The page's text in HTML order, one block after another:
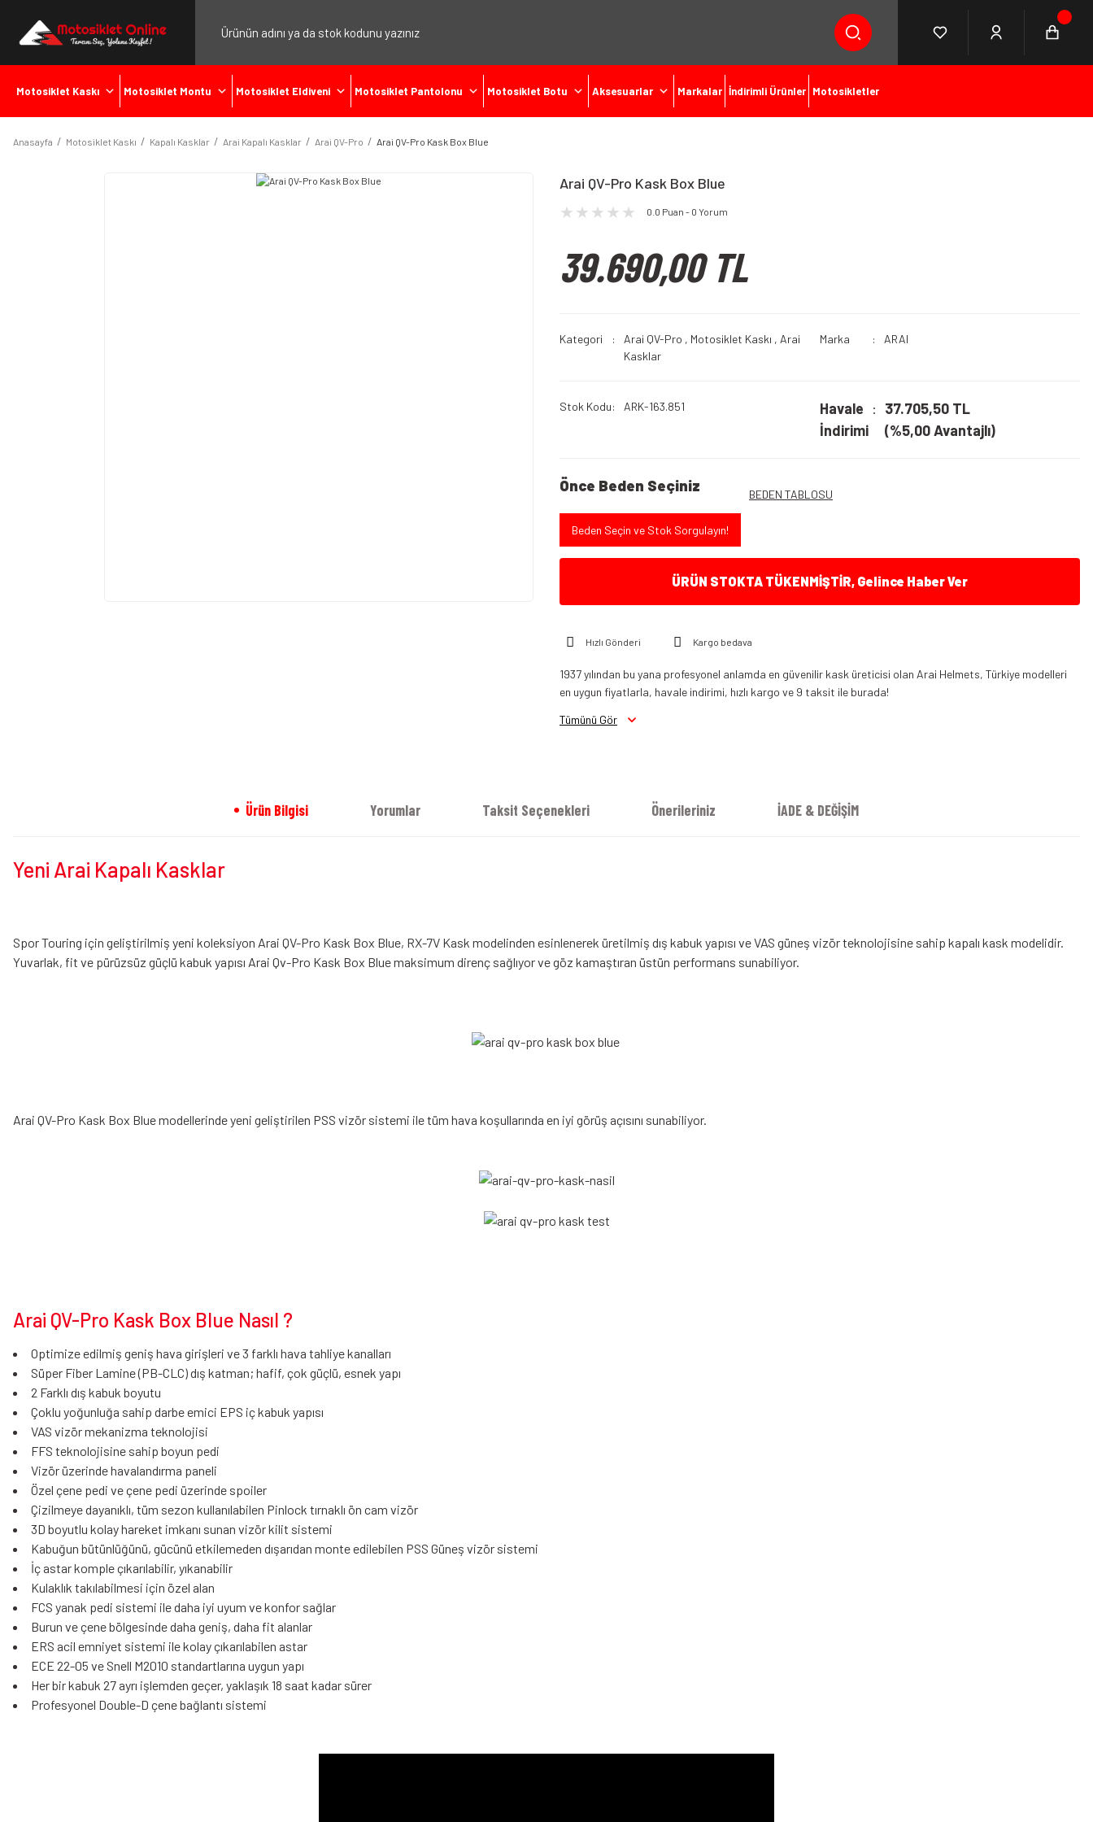
Motosiklet Kaskı Motosiklet Montu Motosiklet Eldiveni Motosiklet Pantolonu Motosiklet Botu Aksesuarlar Markalar İndirimli Ürünler Motosikletler
Anasayfa Motosiklet Kaskı Kapalı Kasklar Arai Kapalı Kasklar Arai QV-Pro Arai QV-Pro Kask Box Blue
Arai QV-Pro Kask Box Blue
0.0 Puan - 0 Yorum
39.690,00 TL
Kategori Arai QV-Pro , Motosiklet Kaskı , Arai
Kasklar
Marka ARAI
Stok Kodu ARK-163.851
Havale
İndirimi
37.705,50 TL
(%5,00 Avantajlı)
Önce Beden Seçiniz BEDEN TABLOSU
Beden Seçin ve Stok Sorgulayın!
ÜRÜN STOKTA TÜKENMİŞTİR, Gelince Haber Ver
Hızlı Gönderi Kargo bedava
1937 yılından bu yana profesyonel anlamda en güvenilir kask üreticisi olan Arai Helmets, Türkiye modelleri
en uygun fiyatlarla, havale indirimi, hızlı kargo ve 9 taksit ile burada!
Tümünü Gör
Ürün Bilgisi Yorumlar Taksit Seçenekleri Önerileriniz İADE & DEĞİŞİM
Yeni Arai Kapalı Kasklar
Spor Touring için geliştirilmiş yeni koleksiyon Arai QV-Pro Kask Box Blue, RX-7V Kask modelinden esinlenerek üretilmiş dış kabuk yapısı ve VAS güneş vizör teknolojisine sahip kapalı kask modelidir.
Yuvarlak, fit ve pürüzsüz güçlü kabuk yapısı Arai Qv-Pro Kask Box Blue maksimum direnç sağlıyor ve göz kamaştıran üstün performans sunabiliyor.
Arai QV-Pro Kask Box Blue modellerinde yeni geliştirilen PSS vizör sistemi ile tüm hava koşullarında en iyi görüş açısını sunabiliyor.
Arai QV-Pro Kask Box Blue Nasıl ?
Optimize edilmiş geniş hava girişleri ve 3 farklı hava tahliye kanalları
Süper Fiber Lamine (PB-CLC) dış katman; hafif, çok güçlü, esnek yapı
2 Farklı dış kabuk boyutu
Çoklu yoğunluğa sahip darbe emici EPS iç kabuk yapısı
VAS vizör mekanizma teknolojisi
FFS teknolojisine sahip boyun pedi
Vizör üzerinde havalandırma paneli
Özel çene pedi ve çene pedi üzerinde spoiler
Çizilmeye dayanıklı, tüm sezon kullanılabilen Pinlock tırnaklı ön cam vizör
3D boyutlu kolay hareket imkanı sunan vizör kilit sistemi
Kabuğun bütünlüğünü, gücünü etkilemeden dışarıdan monte edilebilen PSS Güneş vizör sistemi
İç astar komple çıkarılabilir, yıkanabilir
Kulaklık takılabilmesi için özel alan
FCS yanak pedi sistemi ile daha iyi uyum ve konfor sağlar
Burun ve çene bölgesinde daha geniş, daha fit alanlar
ERS acil emniyet sistemi ile kolay çıkarılabilen astar
ECE 22-05 ve Snell M2010 standartlarına uygun yapı
Her bir kabuk 27 ayrı işlemden geçer, yaklaşık 18 saat kadar sürer
Profesyonel Double-D çene bağlantı sistemi